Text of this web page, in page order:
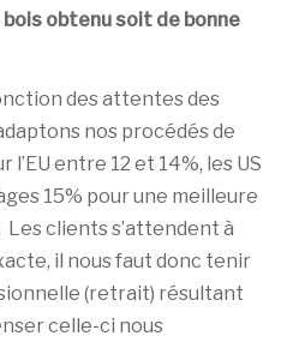
bois obtenu soit de bonne
des attentes des
nos procédés de
entre 12 et 14%, les US
15% pour une meilleure
clients s’attendent à
il nous faut donc tenir
(retrait) résultant
celle-ci nous